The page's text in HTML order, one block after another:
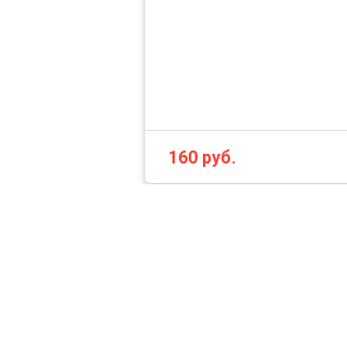
160 руб.